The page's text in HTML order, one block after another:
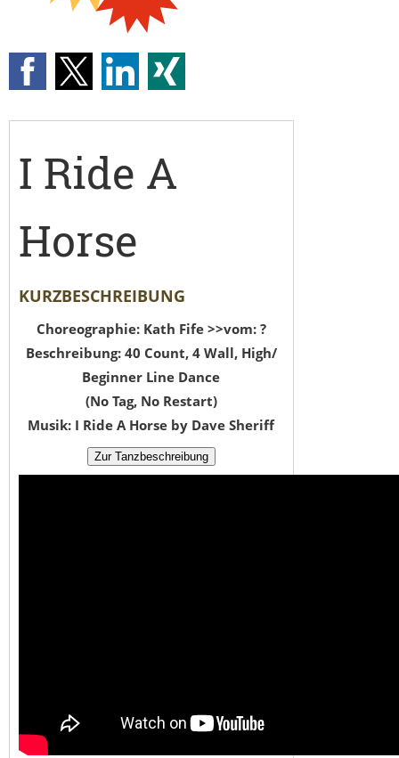
I Ride A
Horse
KURZBESCHREIBUNG
Choreographie: Kath Fife >>vom: ?
Beschreibung: 40 Count, 4 Wall, High/
Beginner Line Dance
(No Tag, No Restart)
Musik: I Ride A Horse by Dave Sheriff